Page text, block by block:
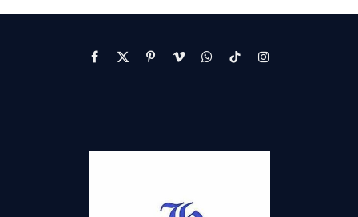
Facebook
X
PinterestVimeoWhatsApp
TikTokInstagram